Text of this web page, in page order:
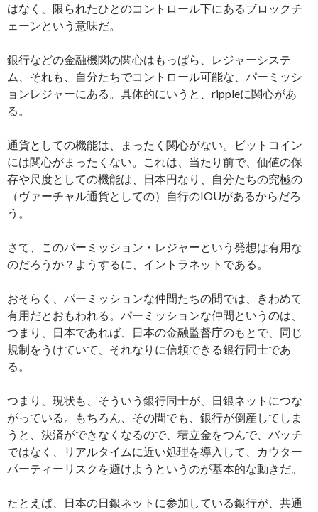
はなく、限られたひとのコントロール下にあるブロックチ
ェーンという意味だ。
銀行などの金融機関の関心はもっぱら、レジャーシステ
ム、それも、自分たちでコントロール可能な、パーミッシ
ョンレジャーにある。具体的にいうと、rippleに関心があ
る。
通貨としての機能は、まったく関心がない。ビットコイン
には関心がまったくない。これは、当たり前で、価値の保
存や尺度としての機能は、日本円なり、自分たちの究極の
（ヴァーチャル通貨としての）自行のIOUがあるからだろ
う。
さて、このパーミッション・レジャーという発想は有用な
のだろうか？ようするに、イントラネットである。
おそらく、パーミッションな仲間たちの間では、きわめて
有用だとおもわれる。パーミッションな仲間というのは、
つまり、日本であれば、日本の金融監督庁のもとで、同じ
規制をうけていて、それなりに信頼できる銀行同士であ
る。
つまり、現状も、そういう銀行同士が、日銀ネットにつな
がっている。もちろん、その間でも、銀行が倒産してしま
うと、決済ができなくなるので、積立金をつんで、バッチ
ではなく、リアルタイムに近い処理を導入して、カウター
パーティーリスクを避けようというのが基本的な動きだ。
たとえば、日本の日銀ネットに参加している銀行が、共通